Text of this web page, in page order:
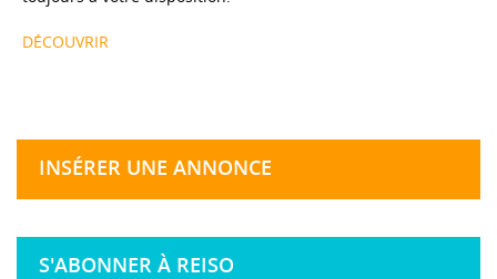
DÉCOUVRIR
INSÉRER UNE ANNONCE
S'ABONNER À REISO